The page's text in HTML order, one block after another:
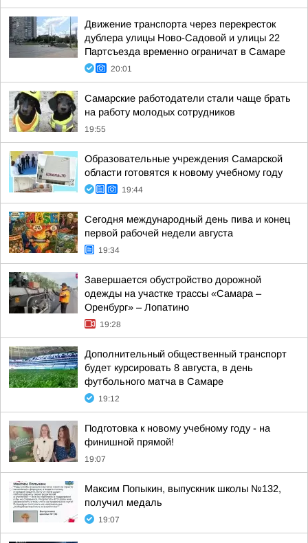
Движение транспорта через перекресток
дублера улицы Ново-Садовой и улицы 22
Партсъезда временно ограничат в Самаре
20:01
Самарские работодатели стали чаще брать
на работу молодых сотрудников
19:55
Образовательные учреждения Самарской
области готовятся к новому учебному году
19:44
Сегодня международный день пива и конец
первой рабочей недели августа
19:34
Завершается обустройство дорожной
одежды на участке трассы «Самара –
Оренбург» – Лопатино
19:28
Дополнительный общественный транспорт
будет курсировать 8 августа, в день
футбольного матча в Самаре
19:12
Подготовка к новому учебному году - на
финишной прямой!
19:07
Максим Попыкин, выпускник школы №132,
получил медаль
19:07